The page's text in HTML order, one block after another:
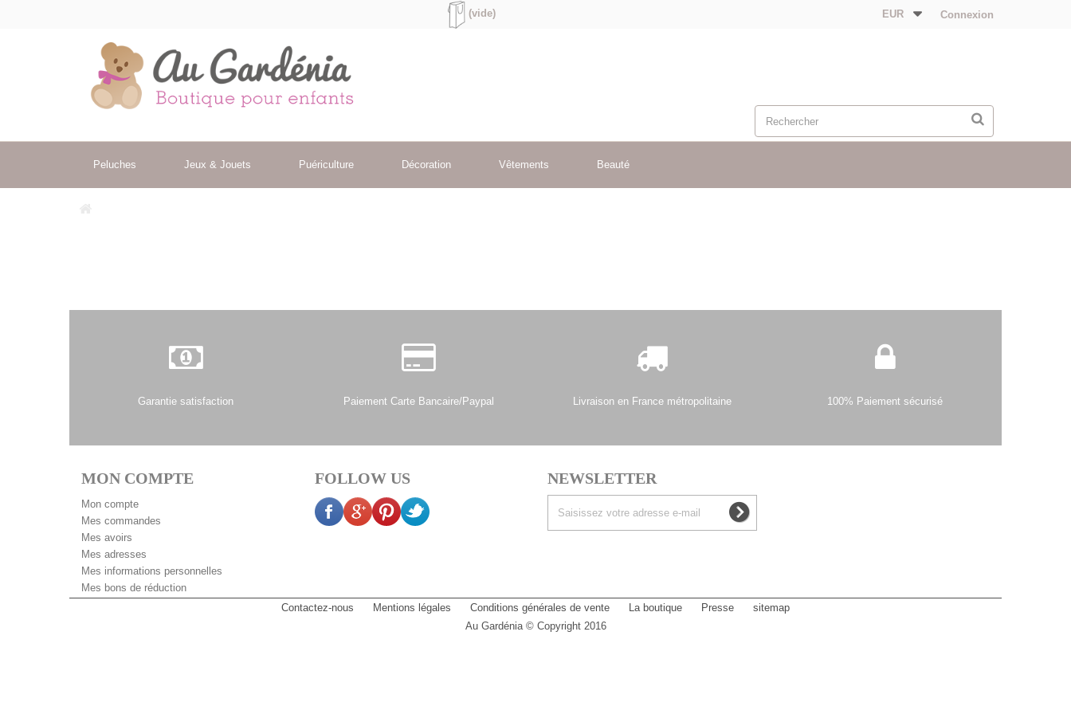
Connexion
EUR
(vide)
Peluches Jeux & Jouets Puériculture Décoration Vêtements Beauté
Garantie satisfaction Paiement Carte Bancaire/Paypal Livraison en France métropolitaine 100% Paiement sécurisé
MON COMPTE
Mon compte
Mes commandes
Mes avoirs
Mes adresses
Mes informations personnelles
Mes bons de réduction
FOLLOW US NEWSLETTER
Contactez-nous Mentions légales Conditions générales de vente La boutique Presse
sitemap
Au Gardénia © Copyright 2016